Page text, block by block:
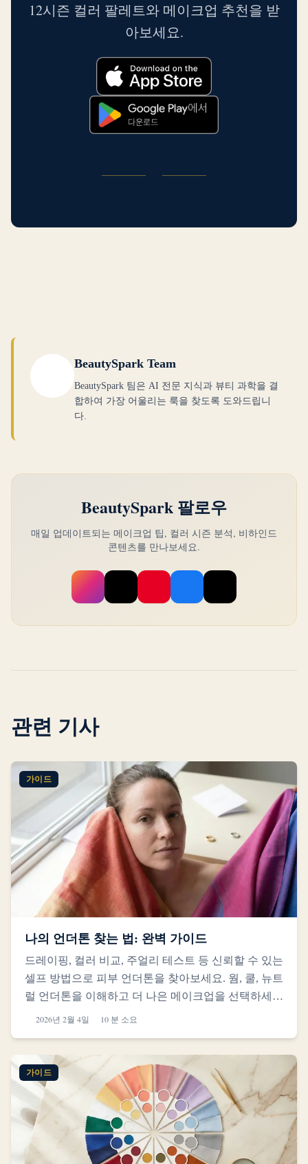
위해 더 힘들게 작동하게 만들고, 이것이 뭔가
이상하게 보이는 것으로 인식됩니다.
12시즌 컬러 팔레트와 메이크업 추천을 받
아보세요.
BeautySpark Team
BeautySpark 팀은 AI 전문 지식과 뷰티 과학을 결
합하여 가장 어울리는 룩을 찾도록 도와드립니
다.
BeautySpark 팔로우
매일 업데이트되는 메이크업 팁, 컬러 시즌 분석, 비하인드
콘텐츠를 만나보세요.
관련 기사
가이드
나의 언더톤 찾는 법: 완벽 가이드
드레이핑, 컬러 비교, 주얼리 테스트 등 신뢰할 수 있는
셀프 방법으로 피부 언더톤을 찾아보세요. 웜, 쿨, 뉴트
럴 언더톤을 이해하고 더 나은 메이크업을 선택하세
2026년 2월 4일 10 분 소요
가이드